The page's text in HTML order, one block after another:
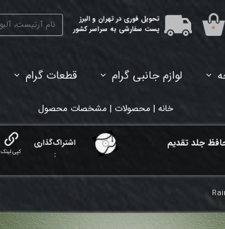
تحویل فوری در تهران و البرز
پست سفارشی به سراسر کشور
۰
لوازم جانبی گرام قطعات گرام
خانه | محصولات | مشخصات محصول
جلد تقدیم
اشتراک‌گذاری
:
کپی لینک